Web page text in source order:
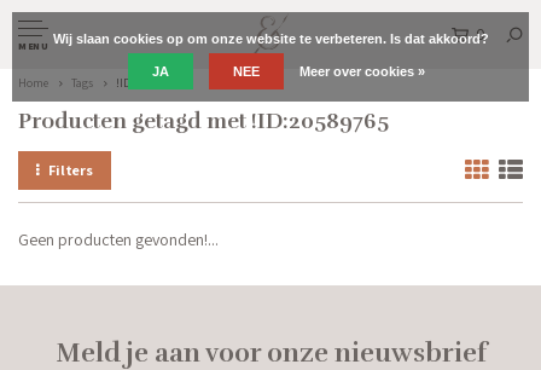
MENU
0
Home Tags !ID:20589765
Producten getagd met !ID:20589765
Filters
Geen producten gevonden!...
Meld je aan voor onze nieuwsbrief
Wij slaan cookies op om onze website te verbeteren. Is dat akkoord?
JA NEE Meer over cookies »